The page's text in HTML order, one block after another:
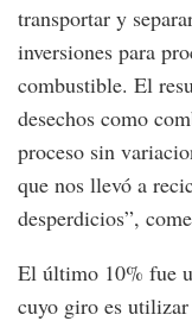
transportar y
inversiones para
combustible. El
desechos como
proceso sin
que nos llevó a
desperdicios”,
El último 10% fue
cuyo giro es